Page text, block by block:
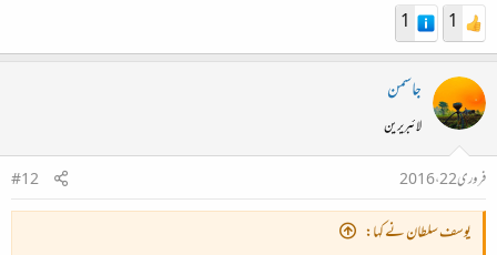
1
1
جاسمن
لائبریرین
فروری 22، 2016
#12
یوسف سلطان نے کہا: